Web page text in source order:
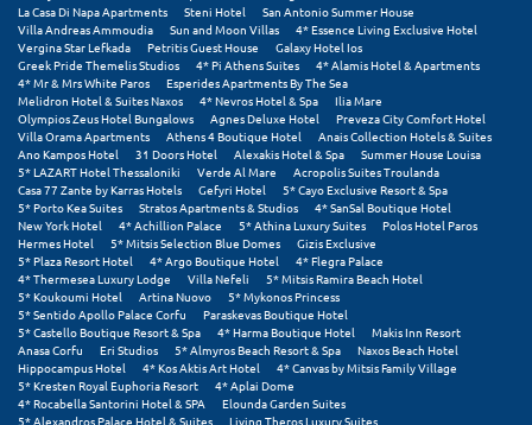
Μυστράς
Μυτιλήνη
Ν
Νάξος
Νάουσα
Ναυπακτία
Ναύπλιο
Νέα Μάκρη
Νέα Στύρα Εύβοιας
La Casa Di Napa Apartments
Steni Hotel
San Antonio Summer House
Villa Andreas Ammoudia
Sun and Moon Villas
4* Essence Living Exclusive Hotel
Vergina Star Lefkada
Petritis Guest House
Galaxy Hotel Ios
Greek Pride Themelis Studios
4* Pi Athens Suites
4* Alamis Hotel & Apartments
4* Mr & Mrs White Paros
Esperides Apartments By The Sea
Melidron Hotel & Suites Naxos
4* Nevros Hotel & Spa
Ilia Mare
Olympios Zeus Hotel Bungalows
Agnes Deluxe Hotel
Preveza City Comfort Hotel
Villa Orama Apartments
Athens 4 Boutique Hotel
Anais Collection Hotels & Suites
Ano Kampos Hotel
31 Doors Hotel Alexakis Hotel & Spa
Summer House Louisa
5* LAZART Hotel Thessaloniki
Verde Al Mare
Acropolis Suites Troulanda
Casa 77 Zante by Karras Hotels
Gefyri Hotel
5* Cayo Exclusive Resort & Spa
5* Porto Kea Suites
Stratos Apartments & Studios
4* SanSal Boutique Hotel
New York Hotel
4* Achillion Palace 5* Athina Luxury Suites
Polos Hotel Paros
Hermes Hotel
5* Mitsis Selection Blue Domes
Gizis Exclusive
5* Plaza Resort Hotel
4* Argo Boutique Hotel
4* Flegra Palace
4* Thermesea Luxury Lodge
Villa Nefeli
5* Mitsis Ramira Beach Hotel
5* Koukoumi Hotel
Artina Nuovo
5* Mykonos Princess
5* Sentido Apollo Palace Corfu
Paraskevas Boutique Hotel
5* Castello Boutique Resort & Spa
4* Harma Boutique Hotel
Makis Inn Resort
Anasa Corfu
Eri Studios 5* Almyros Beach Resort & Spa
Naxos Beach Hotel
Hippocampus Hotel
4* Kos Aktis Art Hotel
4* Canvas by Mitsis Family Village
5* Kresten Royal Euphoria Resort
4* Aplai Dome
4* Rocabella Santorini Hotel & SPA
Elounda Garden Suites
5* Alexandros Palace Hotel & Suites
Living Theros Luxury Suites